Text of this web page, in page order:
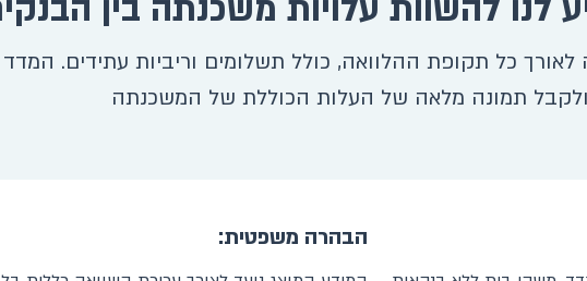
כל תקופת ההלוואה, כולל תשלומים וריביות עתידים.
תמונה מלאה של העלות הכוללת של המשכנתה
הבהרה משפטית: